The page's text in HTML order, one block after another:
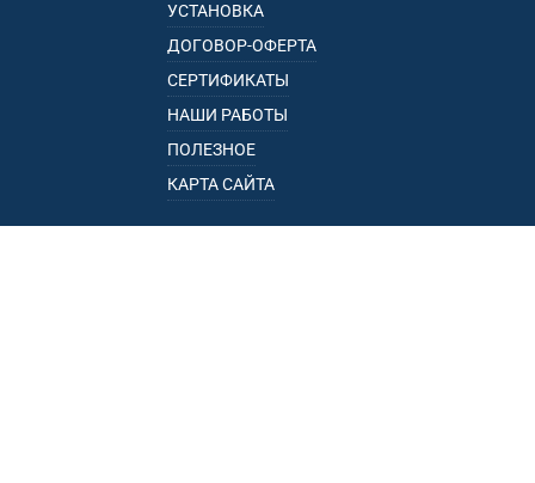
УСТАНОВКА
ДОГОВОР-ОФЕРТА
СЕРТИФИКАТЫ
НАШИ РАБОТЫ
ПОЛЕЗНОЕ
КАРТА САЙТА